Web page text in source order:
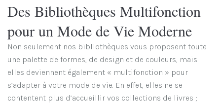
Des Bibliothèques Multifonction
pour un Mode de Vie Moderne
Non seulement nos bibliothèques vous proposent toute
une palette de formes, de design et de couleurs, mais
elles deviennent également « multifonction » pour
s’adapter à votre mode de vie. En effet, elles ne se
contentent plus d’accueillir vos collections de livres ;